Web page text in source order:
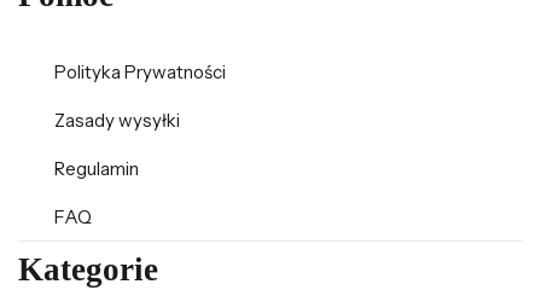
Polityka Prywatności
Zasady wysyłki
Regulamin
FAQ
Kategorie